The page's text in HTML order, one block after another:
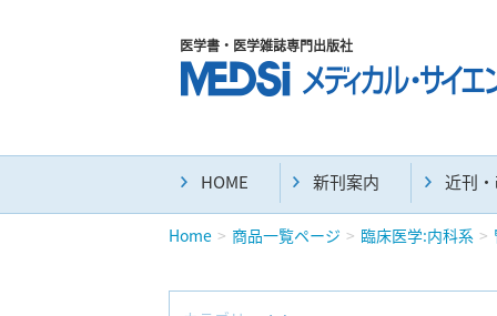
医学書・医学雑誌専門出版社
HOME 新刊案内 近刊
Home 商品一覧ページ 臨床医学:内科系